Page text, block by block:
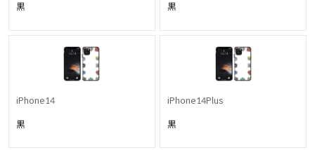
黒 黒
iPhone14
黒
iPhone14Plus
黒